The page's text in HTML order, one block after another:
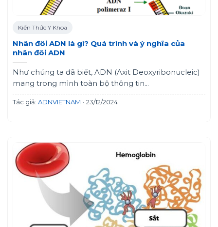
Kiến Thức Y Khoa
Nhân đôi ADN là gì? Quá trình và ý nghĩa của
nhân đôi ADN
Như chúng ta đã biết, ADN (Axit Deoxyribonucleic)
mang trong mình toàn bộ thông tin...
Tác giả: ADNVIETNAM · 23/12/2024